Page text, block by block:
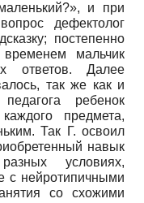
и при
дефектолог
постепенно
мальчик
ответов. Далее
так же как и
ребенок
предмета,
Так Г. освоил
навык
условиях,
с нейротипичными
со схожими